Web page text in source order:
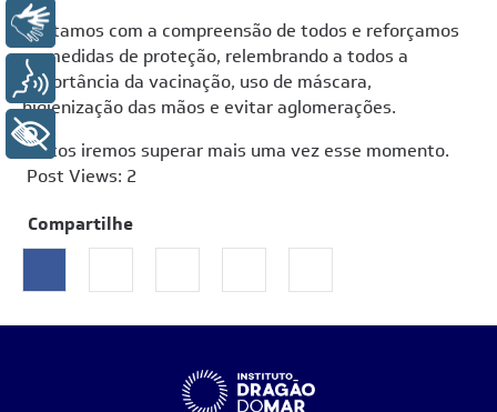
Contamos com a compreensão de todos e reforçamos
as medidas de proteção, relembrando a todos a
importância da vacinação, uso de máscara,
higienização das mãos e evitar aglomerações.
Juntos iremos superar mais uma vez esse momento.
Post Views: 2
Compartilhe
Libras
Voz